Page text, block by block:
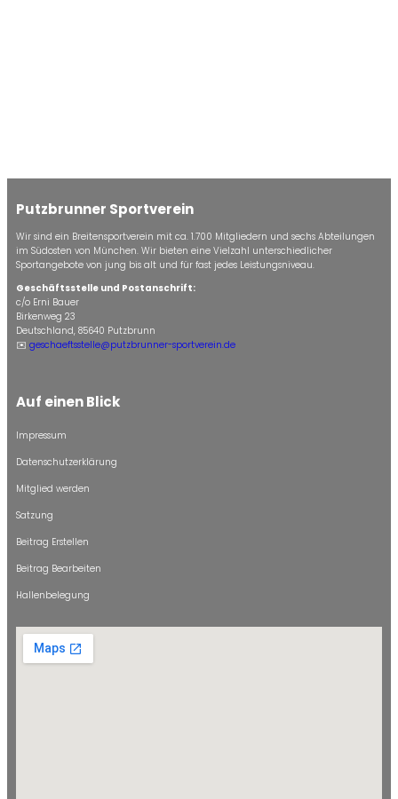
Putzbrunner Sportverein
Wir sind ein Breitensportverein mit ca. 1.700 Mitgliedern und sechs Abteilungen
im Südosten von München. Wir bieten eine Vielzahl unterschiedlicher
Sportangebote von jung bis alt und für fast jedes Leistungsniveau.
Geschäftsstelle und Postanschrift:
c/o Erni Bauer
Birkenweg 23
Deutschland, 85640 Putzbrunn
✉️ geschaeftsstelle@putzbrunner-sportverein.de
Auf einen Blick
Impressum
Datenschutzerklärung
Mitglied werden
Satzung
Beitrag Erstellen
Beitrag Bearbeiten
Hallenbelegung